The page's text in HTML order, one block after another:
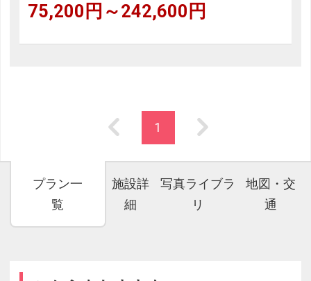
75,200円～242,600円
1
プラン一
覧
施設詳
細
写真ライブラ
リ
地図・交
通